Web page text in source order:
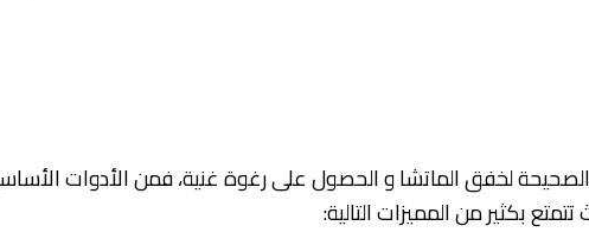
لخفق الماتشا و الحصول على رغوة غنية، فمن الأدوات
بكثير من المميزات التالية: